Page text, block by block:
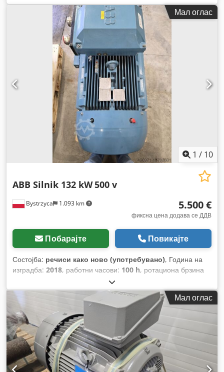
Мал оглас
1 / 10
Bystrzyca 1.093 km
ABB Silnik 132 kW500 v
5.500 €
фиксна цена додава се ДДВ
Побарајте Повикајте
Состојба: речиси како ново (употребувано), Година на
изградба: 2018, работни часови: 100 h, ротациона брзина
, влезен напон:
Мал оглас